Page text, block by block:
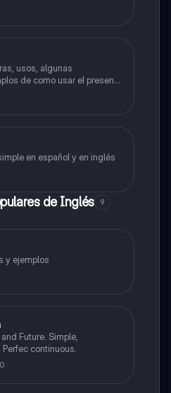
usos, algunas
de como usar el presente
en español y en inglés
de Inglés 9
y ejemplos
Future. Simple,
continuous.